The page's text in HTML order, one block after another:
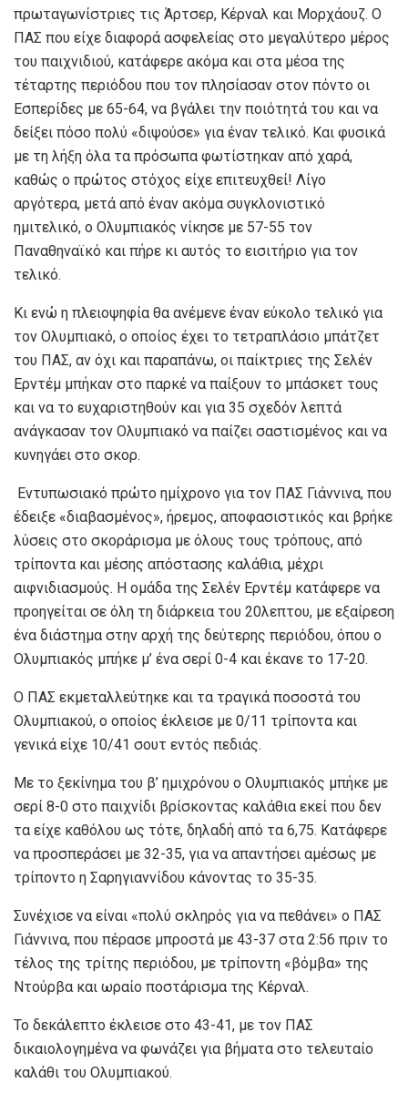
πρωταγωνίστριες τις Άρτσερ, Κέρναλ και Μορχάουζ. Ο
ΠΑΣ που είχε διαφορά ασφελείας στο μεγαλύτερο μέρος
του παιχνιδιού, κατάφερε ακόμα και στα μέσα της
τέταρτης περιόδου που τον πλησίασαν στον πόντο οι
Εσπερίδες με 65-64, να βγάλει την ποιότητά του και να
δείξει πόσο πολύ «διψούσε» για έναν τελικό. Και φυσικά
με τη λήξη όλα τα πρόσωπα φωτίστηκαν από χαρά,
καθώς ο πρώτος στόχος είχε επιτευχθεί! Λίγο
αργότερα, μετά από έναν ακόμα συγκλονιστικό
ημιτελικό, ο Ολυμπιακός νίκησε με 57-55 τον
Παναθηναϊκό και πήρε κι αυτός το εισιτήριο για τον
τελικό.
Κι ενώ η πλειοψηφία θα ανέμενε έναν εύκολο τελικό για
τον Ολυμπιακό, ο οποίος έχει το τετραπλάσιο μπάτζετ
του ΠΑΣ, αν όχι και παραπάνω, οι παίκτριες της Σελέν
Ερντέμ μπήκαν στο παρκέ να παίξουν το μπάσκετ τους
και να το ευχαριστηθούν και για 35 σχεδόν λεπτά
ανάγκασαν τον Ολυμπιακό να παίζει σαστισμένος και να
κυνηγάει στο σκορ.
Εντυπωσιακό πρώτο ημίχρονο για τον ΠΑΣ Γιάννινα, που
έδειξε «διαβασμένος», ήρεμος, αποφασιστικός και βρήκε
λύσεις στο σκοράρισμα με όλους τους τρόπους, από
τρίποντα και μέσης απόστασης καλάθια, μέχρι
αιφνιδιασμούς. Η ομάδα της Σελέν Ερντέμ κατάφερε να
προηγείται σε όλη τη διάρκεια του 20λεπτου, με εξαίρεση
ένα διάστημα στην αρχή της δεύτερης περιόδου, όπου ο
Ολυμπιακός μπήκε μ’ ένα σερί 0-4 και έκανε το 17-20.
Ο ΠΑΣ εκμεταλλεύτηκε και τα τραγικά ποσοστά του
Ολυμπιακού, ο οποίος έκλεισε με 0/11 τρίποντα και
γενικά είχε 10/41 σουτ εντός πεδιάς.
Με το ξεκίνημα του β’ ημιχρόνου ο Ολυμπιακός μπήκε με
σερί 8-0 στο παιχνίδι βρίσκοντας καλάθια εκεί που δεν
τα είχε καθόλου ως τότε, δηλαδή από τα 6,75. Κατάφερε
να προσπεράσει με 32-35, για να απαντήσει αμέσως με
τρίποντο η Σαρηγιαννίδου κάνοντας το 35-35.
Συνέχισε να είναι «πολύ σκληρός για να πεθάνει» ο ΠΑΣ
Γιάννινα, που πέρασε μπροστά με 43-37 στα 2:56 πριν το
τέλος της τρίτης περιόδου, με τρίποντη «βόμβα» της
Ντούρβα και ωραίο ποστάρισμα της Κέρναλ.
Το δεκάλεπτο έκλεισε στο 43-41, με τον ΠΑΣ
δικαιολογημένα να φωνάζει για βήματα στο τελευταίο
καλάθι του Ολυμπιακού.